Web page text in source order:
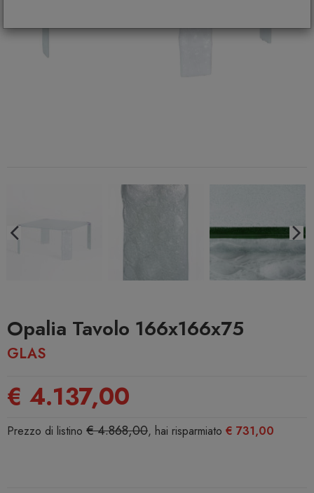
Opalia Tavolo 166x166x75
GLAS
€ 4.137,00
Prezzo di listino € 4.868,00, hai risparmiato € 731,00